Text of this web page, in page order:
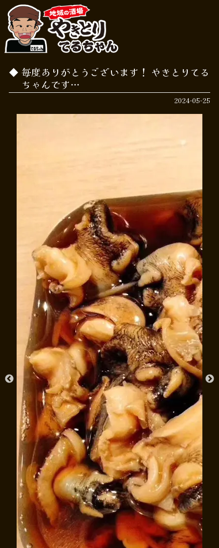
毎度ありがとうございます！ やきとりてる
ちゃんです…
2024-05-25